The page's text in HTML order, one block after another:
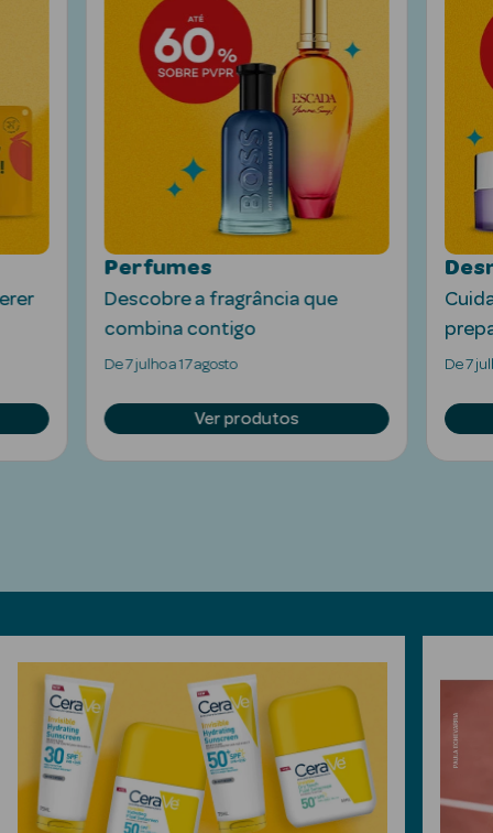
Ver Tudo
Solares
Criança
Cosmética
Rosto
Hidratantes
Séruns Faciais
Perfumes
Descobre a fragrância que
combina contigo
De 7 julho a 17 agosto
Ver produtos
De 7